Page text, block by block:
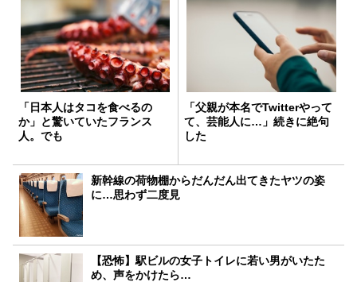
「日本人はタコを食べるの
か」と驚いていたフランス
人。でも
「父親が本名でTwitterやって
て、芸能人に…」続きに絶句
した
新幹線の荷物棚からだんだん出てきたヤツの姿
に…思わず二度見
【恐怖】駅ビルの女子トイレに若い男がいたた
め、声をかけたら…